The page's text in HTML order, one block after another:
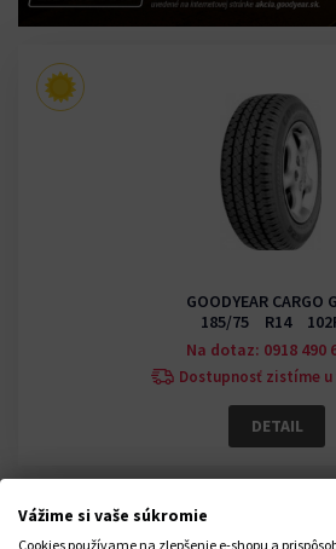
GOODYEAR CARGO
185/75 R14
Na dotaz: 0918 490
Dostupnosť zistíme u
DETAIL
Vážime si vaše súkromie
Cookies používame na zlepšenie e-shopu a